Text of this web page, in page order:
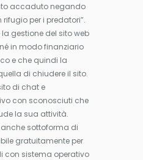
accaduto negando
per i predatori”.
gestione del sito web
in modo finanziario
e che quindi la
di chiudere il sito.
di chat e
con sconosciuti che
la sua attività.
sottoforma di
gratuitamente per
con sistema operativo